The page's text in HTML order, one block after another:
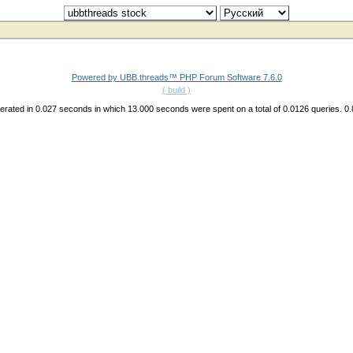
Powered by UBB.threads™ PHP Forum Software 7.6.0
( build )
in 0.027 seconds in which 13.000 seconds were spent on a total of 0.0126 queries.